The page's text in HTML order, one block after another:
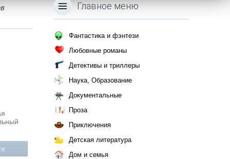
Главное меню
Фантастика и фэнтези
Любовные романы
Детективы и триллеры
Наука, Образование
Документальные
Проза
Приключения
Детская литература
Дом и семья